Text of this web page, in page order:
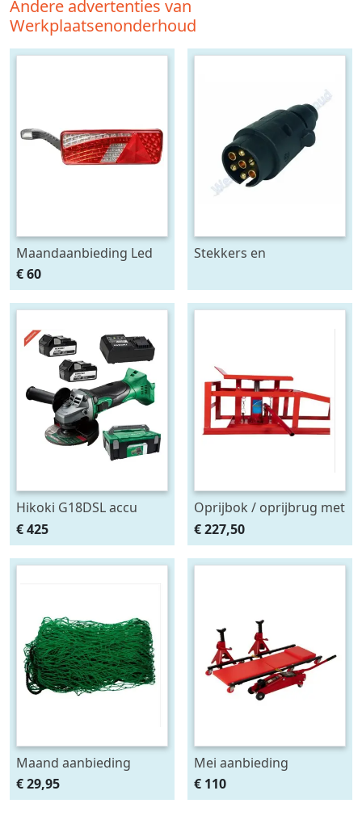
Andere advertenties van
Werkplaatsenonderhoud
Maandaanbieding Led
achterlicht 12-24V links
m. breedtelamp
€ 60
Stekkers en
Hikoki G18DSL accu
haakse slijper (2x5Ah +
HSCII)
€ 425
Oprijbok / oprijbrug met
ingebouwde krik. set
2stuks
€ 227,50
Maand aanbieding
Afdeknet 4x2 mtr maas
4.5 x 4.5 cm
€ 29,95
Mei aanbieding
Monteursligkar+2 tons
krik + 2 assteunen
€ 110